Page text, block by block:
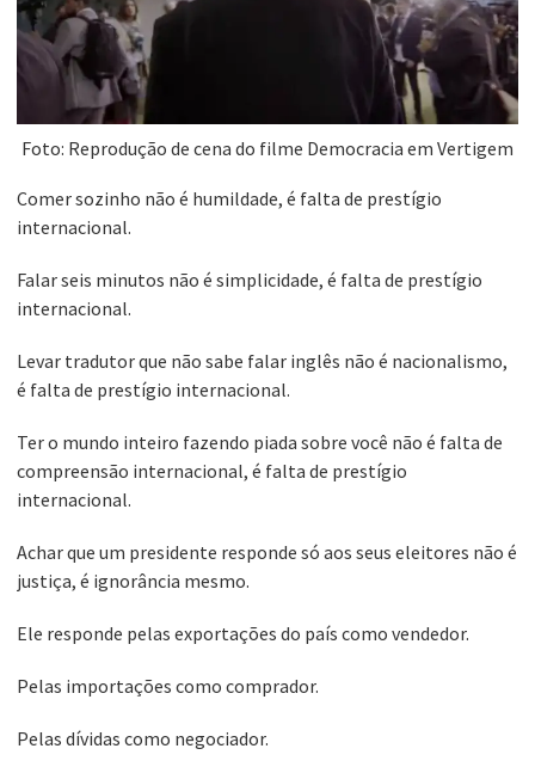
Foto: Reprodução de cena do filme Democracia em Vertigem
Comer sozinho não é humildade, é falta de prestígio
internacional.
Falar seis minutos não é simplicidade, é falta de prestígio
internacional.
Levar tradutor que não sabe falar inglês não é nacionalismo,
é falta de prestígio internacional.
Ter o mundo inteiro fazendo piada sobre você não é falta de
compreensão internacional, é falta de prestígio
internacional.
Achar que um presidente responde só aos seus eleitores não é
justiça, é ignorância mesmo.
Ele responde pelas exportações do país como vendedor.
Pelas importações como comprador.
Pelas dívidas como negociador.